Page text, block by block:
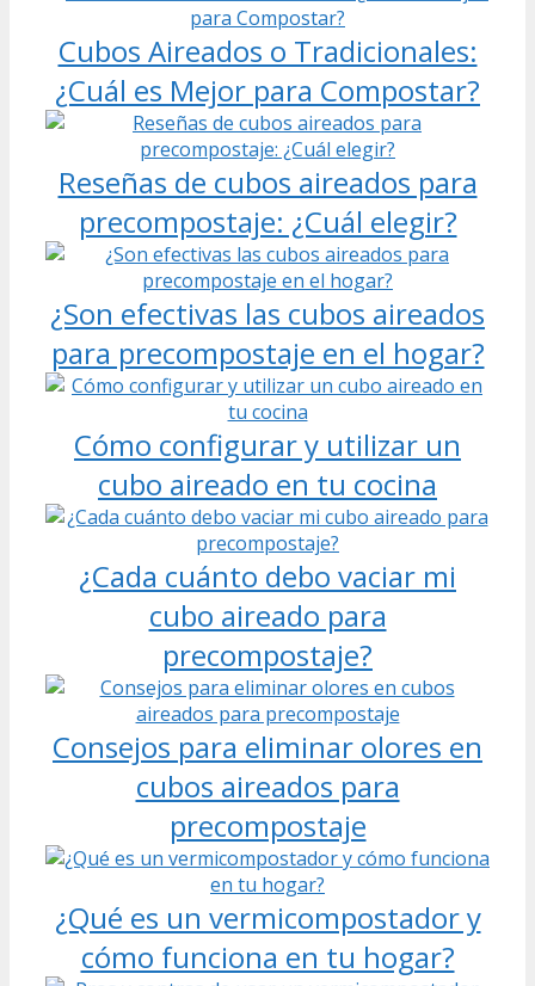
Cubos Aireados o Tradicionales:
¿Cuál es Mejor para Compostar?
Reseñas de cubos aireados para
precompostaje: ¿Cuál elegir?
¿Son efectivas las cubos aireados
para precompostaje en el hogar?
Cómo configurar y utilizar un
cubo aireado en tu cocina
¿Cada cuánto debo vaciar mi
cubo aireado para
precompostaje?
Consejos para eliminar olores en
cubos aireados para
precompostaje
¿Qué es un vermicompostador y
cómo funciona en tu hogar?